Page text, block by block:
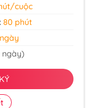
cuộc
80 phút
ngày)